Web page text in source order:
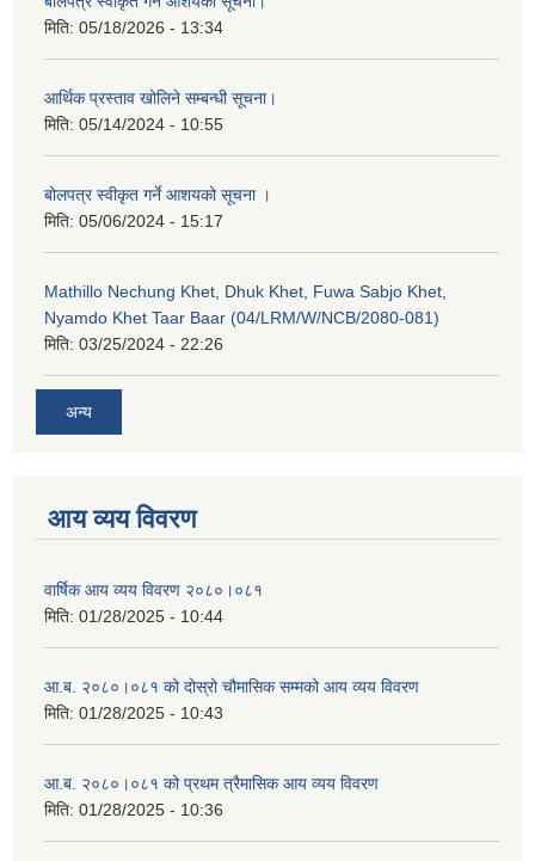
मिति: 05/18/2026 - 13:34
आर्थिक प्रस्ताव खोलिने सम्बन्धी सूचना।
मिति: 05/14/2024 - 10:55
बोलपत्र स्वीकृत गर्ने आशयको सूचना ।
मिति: 05/06/2024 - 15:17
Mathillo Nechung Khet, Dhuk Khet, Fuwa Sabjo Khet,
Nyamdo Khet Taar Baar (04/LRM/W/NCB/2080-081)
मिति: 03/25/2024 - 22:26
अन्य
आय व्यय विवरण
वार्षिक आय व्यय विवरण २०८०।०८१
मिति: 01/28/2025 - 10:44
आ.ब. २०८०।०८१ को दोस्रो चौमासिक सम्मको आय व्यय विवरण
मिति: 01/28/2025 - 10:43
आ.ब. २०८०।०८१ को प्रथम त्रैमासिक आय व्यय विवरण
मिति: 01/28/2025 - 10:36